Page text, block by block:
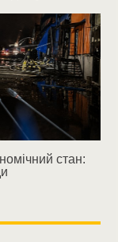
стан: